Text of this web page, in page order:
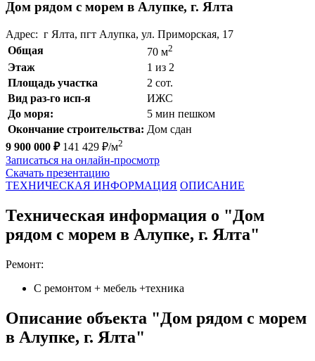
Дом рядом с морем в Алупке, г. Ялта
Адрес: г Ялта, пгт Алупка, ул. Приморская, 17
Общая
70 м2
Этаж
1 из 2
Площадь участка
2 сот.
Вид раз-го исп-я
ИЖС
До моря:
5 мин пешком
Окончание строительства: Дом сдан
9 900 000 ₽ 141 429 ₽/м2
Записаться на онлайн-просмотр
Скачать презентацию
ТЕХНИЧЕСКАЯ ИНФОРМАЦИЯ ОПИСАНИЕ
Техническая информация о "Дом
рядом с морем в Алупке, г. Ялта"
Ремонт:
С ремонтом + мебель +техника
Описание объекта "Дом рядом с морем
в Алупке, г. Ялта"